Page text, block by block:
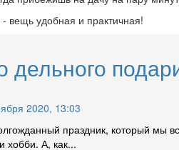
- вещь удобная и практичная!
дельного
2020, 13:03
праздник, который мы
хобби. А, как...